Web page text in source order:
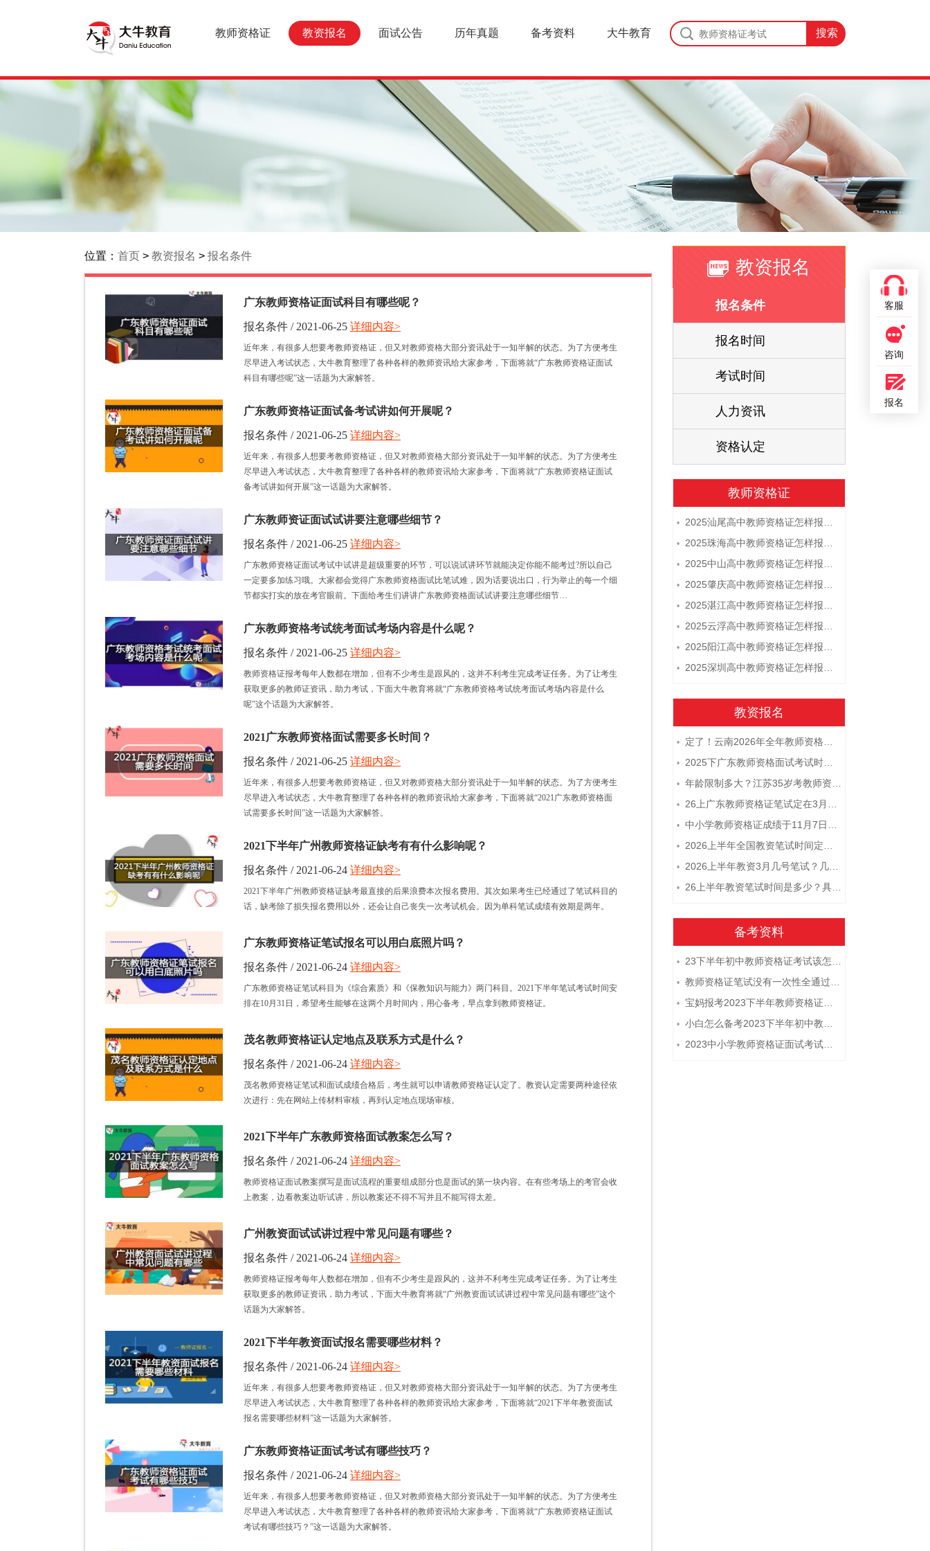
教师资格证 教资报名 面试公告 历年真题 备考资料 大牛教育
位置： 首页 > 教资报名 > 报名条件
广东教师资格证面试科目有哪些呢？
报名条件 / 2021-06-25
近年来，有很多人想要考教师资格证，但又对教师资格大部分资讯处于一知半解的状态。为了方便考生
尽早进入考试状态，大牛教育整理了各种各样的教师资讯给大家参考，下面将就“广东教师资格证面试
科目有哪些呢”这一话题为大家解答。
详细内容>
广东教师资格证面试备考试讲如何开展呢？
报名条件 / 2021-06-25
近年来，有很多人想要考教师资格证，但又对教师资格大部分资讯处于一知半解的状态。为了方便考生
尽早进入考试状态，大牛教育整理了各种各样的教师资讯给大家参考，下面将就“广东教师资格证面试
备考试讲如何开展”这一话题为大家解答。
详细内容>
广东教师资证面试试讲要注意哪些细节？
报名条件 / 2021-06-25
广东教师资格证面试考试中试讲是超级重要的环节，可以说试讲环节就能决定你能不能考过?所以自己
一定要多加练习哦。大家都会觉得广东教师资格面试比笔试难，因为话要说出口，行为举止的每一个细
节都实打实的放在考官眼前。下面给考生们讲讲广东教师资格面试试讲要注意哪些细节…
详细内容>
广东教师资格考试统考面试考场内容是什么呢？
报名条件 / 2021-06-25
教师资格证报考每年人数都在增加，但有不少考生是跟风的，这并不利考生完成考证任务。为了让考生
获取更多的教师证资讯，助力考试，下面大牛教育将就“广东教师资格考试统考面试考场内容是什么
呢”这个话题为大家解答。
详细内容>
2021广东教师资格面试需要多长时间？
报名条件 / 2021-06-25
近年来，有很多人想要考教师资格证，但又对教师资格大部分资讯处于一知半解的状态。为了方便考生
尽早进入考试状态，大牛教育整理了各种各样的教师资讯给大家参考，下面将就“2021广东教师资格面
试需要多长时间”这一话题为大家解答。
详细内容>
2021下半年广州教师资格证缺考有有什么影响呢？
报名条件 / 2021-06-24
2021下半年广州教师资格证缺考最直接的后果浪费本次报名费用。其次如果考生已经通过了笔试科目的
话，缺考除了损失报名费用以外，还会让自己丧失一次考试机会。因为单科笔试成绩有效期是两年。
详细内容>
广东教师资格证笔试报名可以用白底照片吗？
报名条件 / 2021-06-24
广东教师资格证笔试科目为《综合素质》和《保教知识与能力》两门科目。2021下半年笔试考试时间安
排在10月31日，希望考生能够在这两个月时间内，用心备考，早点拿到教师资格证。
详细内容>
茂名教师资格证认定地点及联系方式是什么？
报名条件 / 2021-06-24
茂名教师资格证笔试和面试成绩合格后，考生就可以申请教师资格证认定了。教资认定需要两种途径依
次进行：先在网站上传材料审核，再到认定地点现场审核。
详细内容>
2021下半年广东教师资格面试教案怎么写？
报名条件 / 2021-06-24
教师资格证面试教案撰写是面试流程的重要组成部分也是面试的第一块内容。在有些考场上的考官会收
上教案，边看教案边听试讲，所以教案还不得不写并且不能写得太差。
详细内容>
广州教资面试试讲过程中常见问题有哪些？
报名条件 / 2021-06-24
教师资格证报考每年人数都在增加，但有不少考生是跟风的，这并不利考生完成考证任务。为了让考生
获取更多的教师证资讯，助力考试，下面大牛教育将就“广州教资面试试讲过程中常见问题有哪些”这个
话题为大家解答。
详细内容>
2021下半年教资面试报名需要哪些材料？
报名条件 / 2021-06-24
近年来，有很多人想要考教师资格证，但又对教师资格大部分资讯处于一知半解的状态。为了方便考生
尽早进入考试状态，大牛教育整理了各种各样的教师资讯给大家参考，下面将就“2021下半年教资面试
报名需要哪些材料”这一话题为大家解答。
详细内容>
广东教师资格证面试考试有哪些技巧？
报名条件 / 2021-06-24
近年来，有很多人想要考教师资格证，但又对教师资格大部分资讯处于一知半解的状态。为了方便考生
尽早进入考试状态，大牛教育整理了各种各样的教师资讯给大家参考，下面将就“广东教师资格证面试
考试有哪些技巧？”这一话题为大家解答。
详细内容>
教资报名
报名条件
报名时间
报名时间
考试时间
人力资讯
资格认定
教师资格证
• 2025汕尾高中教师资格证怎样报名 附流程
• 2025珠海高中教师资格证怎样报名 附流程
• 2025中山高中教师资格证怎样报名 附流程
• 2025肇庆高中教师资格证怎样报名 附流程
• 2025湛江高中教师资格证怎样报名 附流程
• 2025云浮高中教师资格证怎样报名 附流程
• 2025阳江高中教师资格证怎样报名 附流程
• 2025深圳高中教师资格证怎样报名 附流程
教资报名
• 定了！云南2026年全年教师资格证考试日程大公开！
• 2025下广东教师资格面试考试时间及科目内容（怎么考）
• 年龄限制多大？江苏35岁考教师资格证晚吗？
• 26上广东教师资格证笔试定在3月7日！附考试指南
• 中小学教师资格证成绩于11月7日10点查！
• 2026上半年全国教资笔试时间定档！
• 2026上半年教资3月几号笔试？几点开考
• 26上半年教资笔试时间是多少？具体安排表一览
备考资料
• 23下半年初中教师资格证考试该怎么复习？
• 教师资格证笔试没有一次性全通过下次需要重新报考吗？
• 宝妈报考2023下半年教师资格证需要报班备考吗？
• 小白怎么备考2023下半年初中教师资格证笔试？
• 2023中小学教师资格证面试考试注意事项
客服
咨询
报名